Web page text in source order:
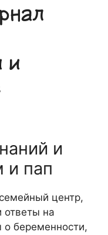
и
и
и пап
центр,
ответы на
беременности,